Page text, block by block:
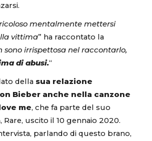
mentalmente mettersi
vittima” ha raccontato la
sono irrispettosa nel raccontarlo,
di abusi.“
della sua relazione
Bieber anche nella canzone
me, che fa parte del suo
uscito il 10 gennaio 2020.
parlando di questo brano,